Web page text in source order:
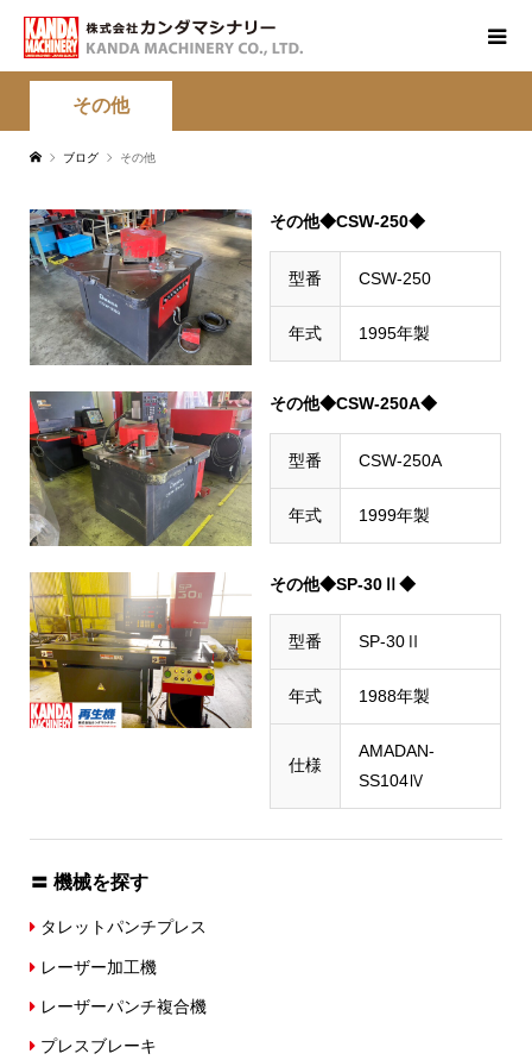
その他
ブログ その他
その他◆CSW-250◆
型番 CSW-250
年式 1995年製
その他◆CSW-250A◆
型番 CSW-250A
年式 1999年製
その他◆SP-30Ⅱ◆
型番 SP-30Ⅱ
年式 1988年製
仕様
AMADAN-
SS104Ⅳ
〓 機械を探す
タレットパンチプレス
レーザー加工機
レーザーパンチ複合機
プレスブレーキ